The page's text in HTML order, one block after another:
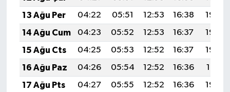
13 Ağu Per
04:22 05:51 12:53 16:38
19:44
14 Ağu Cum
04:23 05:52 12:53 16:37
19:43
15 Ağu Cts
04:25 05:53 12:52 16:37
19:42
16 Ağu Paz
04:26 05:54 12:52 16:36
19:41
17 Ağu Pts
04:27 05:55 12:52 16:36
19:39